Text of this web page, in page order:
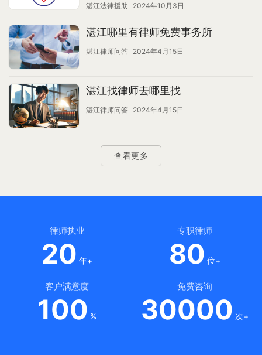
湛江法律援助 2024年10月3日
湛江哪里有律师免费事务所
湛江律师问答 2024年4月15日
湛江找律师去哪里找
湛江律师问答 2024年4月15日
查看更多
律师执业
20 年+
专职律师
80 位+
客户满意度
100 %
免费咨询
30000 次+